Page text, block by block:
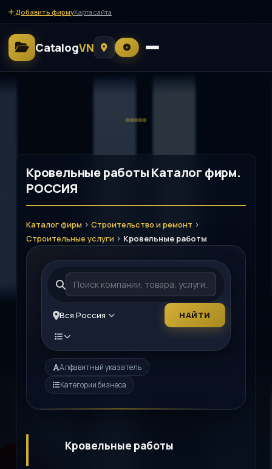
Добавить фирмуКарта сайта
CatalogVN
Кровельные работы Каталог фирм.
РОССИЯ
Каталог фирм > Строительство и ремонт >
Строительные услуги > Кровельные работы
Вся Россия НАЙТИ
Алфавитный указатель
Категории бизнеса
Кровельные работы